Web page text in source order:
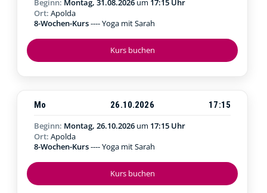
Kurs buchen
Beginn: Montag, 31.08.2026 um 17:15 Uhr
Ort: Apolda
8-Wochen-Kurs---- Yoga mit Sarah
Kurs buchen
Mo 26.10.2026
17:15
Beginn: Montag, 26.10.2026 um 17:15 Uhr
Ort: Apolda
8-Wochen-Kurs---- Yoga mit Sarah